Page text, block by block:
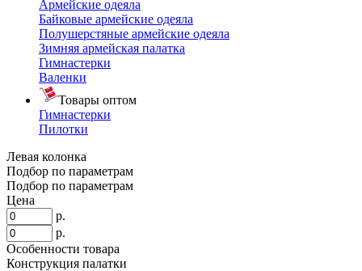
Армейские одеяла
Байковые армейские одеяла
Полушерстяные армейские одеяла
Зимняя армейская палатка
Гимнастерки
Валенки
Товары оптом
Гимнастерки
Пилотки
Левая колонка
Подбор по параметрам
Подбор по параметрам
Цена
р.
р.
Особенности товара
Конструкция палатки